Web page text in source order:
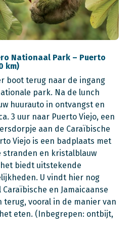
Nationaal Park – Puerto
km)
boot terug naar de ingang
park. Na de lunch
huurauto in ontvangst en
3 uur naar Puerto Viejo, een
aan de Caraïbische
Viejo is een badplaats met
stranden en kristalblauw
biedt uitstekende
U vindt hier nog
en Jamaicaanse
terug, vooral in de manier van
eten. (Inbegrepen: ontbijt,